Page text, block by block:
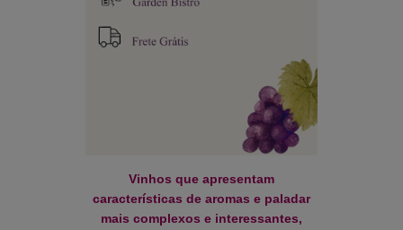
Vinhos que apresentam
características de aromas e paladar
mais complexos e interessantes,